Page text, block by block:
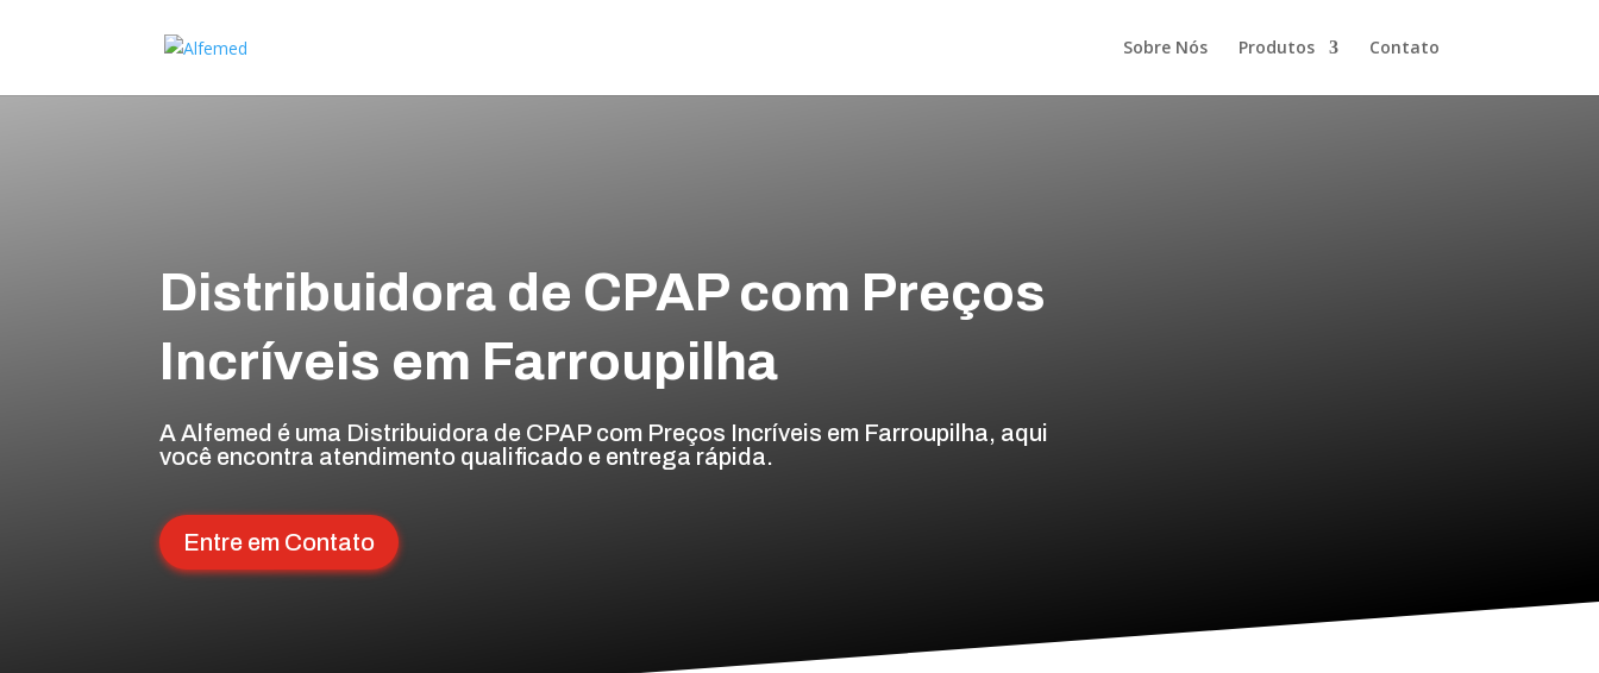
Sobre Nós Produtos Contato
Distribuidora de CPAP com Preços
Incríveis em Farroupilha
A Alfemed é uma Distribuidora de CPAP com Preços Incríveis em Farroupilha, aqui
você encontra atendimento qualificado e entrega rápida.
Entre em Contato